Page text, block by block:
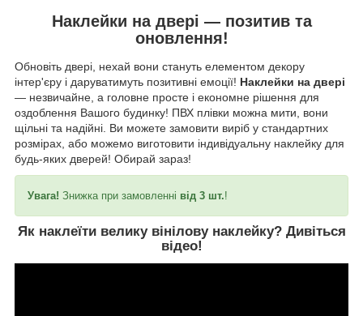
Наклейки на двері — позитив та
оновлення!
Обновіть двері, нехай вони стануть елементом декору
інтер'єру і даруватимуть позитивні емоції! Наклейки на двері
— незвичайне, а головне просте і економне рішення для
оздоблення Вашого будинку! ПВХ плівки можна мити, вони
щільні та надійні. Ви можете замовити виріб у стандартних
розмірах, або можемо виготовити індивідуальну наклейку для
будь-яких дверей! Обирай зараз!
Увага! Знижка при замовленні від 3 шт.!
Як наклеїти велику вінілову наклейку? Дивіться
відео!